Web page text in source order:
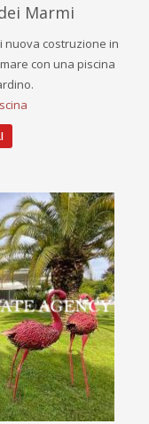
Marmi
nuova costruzione in
con una piscina